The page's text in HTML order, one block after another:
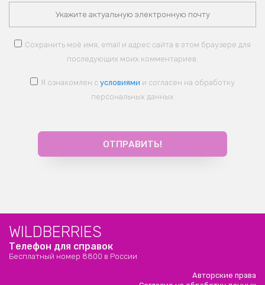
Сохранить моё имя, email и адрес сайта в этом браузере для
последующих моих комментариев.
Я ознакомлен с условиями и согласен на обработку
персональных данных
WILDBERRIES
Телефон для справок
Бесплатный номер 8800 в России
Авторские права